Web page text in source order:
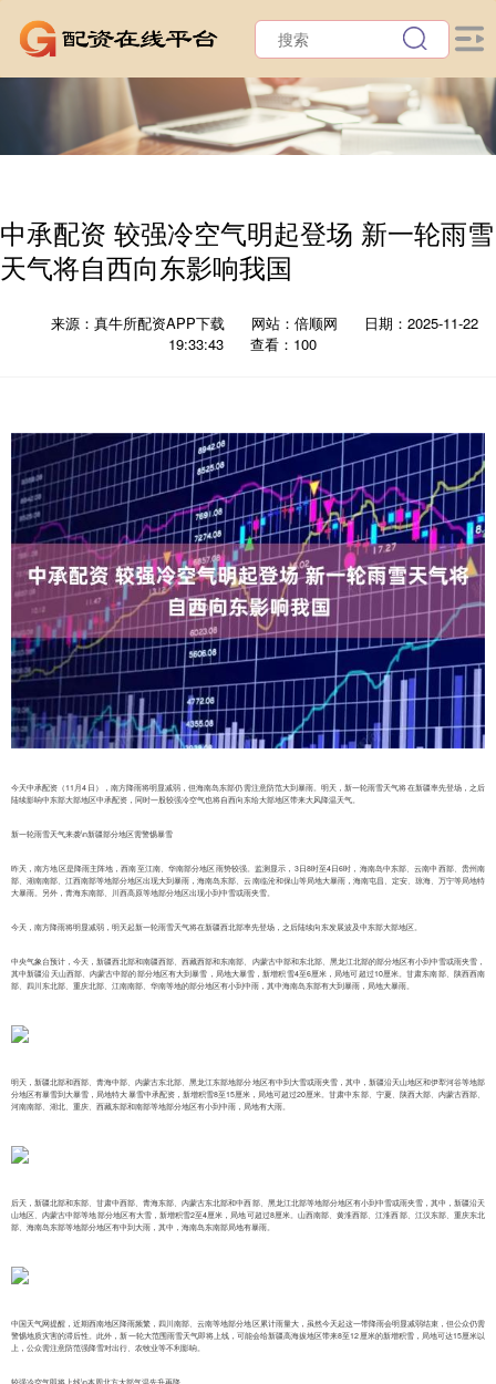
中承配资 较强冷空气明起登场 新一轮雨雪
天气将自西向东影响我国
来源：真牛所配资APP下载 网站：倍顺网
日期：2025-11-22
19:33:43
查看：100
今天中承配资（11月4日），南方降雨将明显减弱，但海南岛东部仍需注意防范大到暴雨。明天，新一轮雨雪天气将在新疆率先登场，之后
陆续影响中东部大部地区中承配资，同时一股较强冷空气也将自西向东给大部地区带来大风降温天气。
新一轮雨雪天气来袭\n新疆部分地区需警惕暴雪
昨天，南方地区是降雨主阵地，西南至江南、华南部分地区雨势较强。监测显示，3日8时至4日6时，海南岛中东部、云南中西部、贵州南
部、湖南南部、江西南部等地部分地区出现大到暴雨，海南岛东部、云南临沧和保山等局地大暴雨，海南屯昌、定安、琼海、万宁等局地特
大暴雨。另外，青海东南部、川西高原等地部分地区出现小到中雪或雨夹雪。
今天，南方降雨将明显减弱，明天起新一轮雨雪天气将在新疆西北部率先登场，之后陆续向东发展波及中东部大部地区。
中央气象台预计，今天，新疆西北部和南疆西部、西藏西部和东南部、内蒙古中部和东北部、黑龙江北部的部分地区有小到中雪或雨夹雪，
其中新疆沿天山西部、内蒙古中部的部分地区有大到暴雪，局地大暴雪，新增积雪4至6厘米，局地可超过10厘米。甘肃东南部、陕西西南
部、四川东北部、重庆北部、江南南部、华南等地的部分地区有小到中雨，其中海南岛东部有大到暴雨，局地大暴雨。
明天，新疆北部和西部、青海中部、内蒙古东北部、黑龙江东部地部分地区有中到大雪或雨夹雪，其中，新疆沿天山地区和伊犁河谷等地部
分地区有暴雪到大暴雪，局地特大暴雪中承配资，新增积雪8至15厘米，局地可超过20厘米。甘肃中东部、宁夏、陕西大部、内蒙古西部、
河南南部、湖北、重庆、西藏东部和南部等地部分地区有小到中雨，局地有大雨。
后天，新疆北部和东部、甘肃中西部、青海东部、内蒙古东北部和中西部、黑龙江北部等地部分地区有小到中雪或雨夹雪，其中，新疆沿天
山地区、内蒙古中部等地部分地区有大雪，新增积雪2至4厘米，局地可超过8厘米。山西南部、黄淮西部、江淮西部、江汉东部、重庆东北
部、海南岛东部等地部分地区有中到大雨，其中，海南岛东南部局地有暴雨。
中国天气网提醒，近期西南地区降雨频繁，四川南部、云南等地部分地区累计雨量大，虽然今天起这一带降雨会明显减弱结束，但公众仍需
警惕地质灾害的滞后性。此外，新一轮大范围雨雪天气即将上线，可能会给新疆高海拔地区带来8至12厘米的新增积雪，局地可达15厘米以
上，公众需注意防范强降雪对出行、农牧业等不利影响。